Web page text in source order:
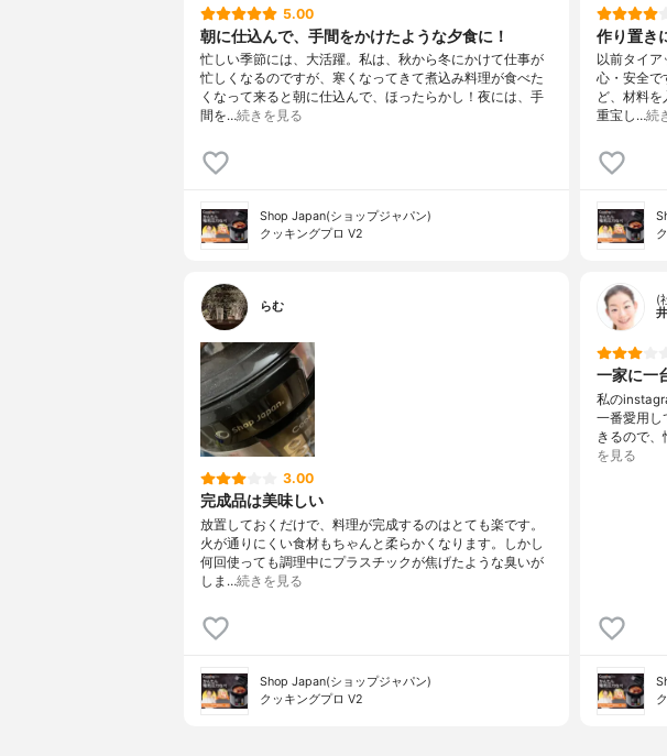
5.00
朝に仕込んで、手間をかけたような夕食に！
忙しい季節には、大活躍。私は、秋から冬にかけて仕事が
忙しくなるのですが、寒くなってきて煮込み料理が食べた
くなって来ると朝に仕込んで、ほったらかし！夜には、手
間を…続きを見る
Shop Japan(ショップジャパン)
クッキングプロ V2
作り置き
以前タイ
心・安全で
ど、材料を
重宝し…続
らむ
3.00
完成品は美味しい
放置しておくだけで、料理が完成するのはとても楽です。
火が通りにくい食材もちゃんと柔らかくなります。しかし
何回使っても調理中にプラスチックが焦げたような臭いが
しま…続きを見る
Shop Japan(ショップジャパン)
クッキングプロ V2
(
一家に一
私の
一番愛用し
きるので
を見る